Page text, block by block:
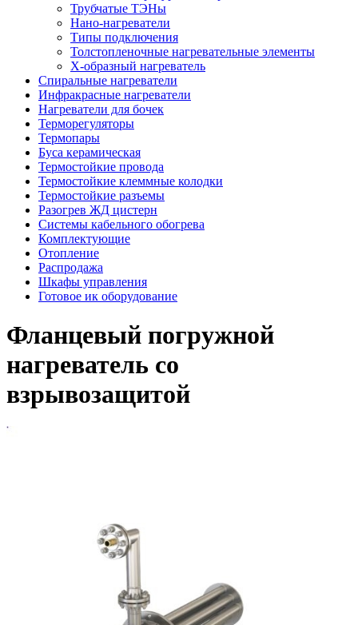
Трубчатые ТЭНы
Нано-нагреватели
Типы подключения
Толстопленочные нагревательные элементы
Х-образный нагреватель
Спиральные нагреватели
Инфракрасные нагреватели
Нагреватели для бочек
Терморегуляторы
Термопары
Буса керамическая
Термостойкие провода
Термостойкие клеммные колодки
Термостойкие разъемы
Разогрев ЖД цистерн
Системы кабельного обогрева
Комплектующие
Отопление
Распродажа
Шкафы управления
Готовое ик оборудование
Фланцевый погружной
нагреватель со
взрывозащитой